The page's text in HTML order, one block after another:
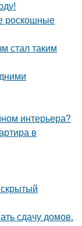
роскошные
стал таким
интерьера?
в
сдачу домов.